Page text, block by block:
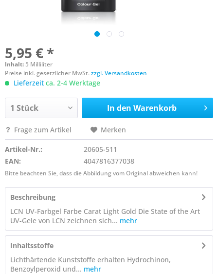
5,95 € *
Inhalt: 5 Milliliter
Preise inkl. gesetzlicher MwSt.zzgl. Versandkosten
Lieferzeit ca. 2-4 Werktage
In den Warenkorb
Frage zum Artikel Merken
Artikel-Nr.:
20605-511
EAN:
4047816377038
Bitte beachten Sie, dass die Abbildung vom Original abweichen kann!
Beschreibung
LCN UV-Farbgel Farbe Carat Light Gold Die State of the Art
UV-Gele von LCN zeichnen sich... mehr
Inhaltsstoffe
Lichthärtende Kunststoffe erhalten Hydrochinon,
Benzoylperoxid und... mehr